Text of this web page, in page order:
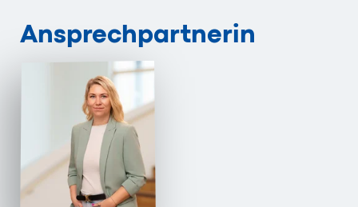
Ansprechpartnerin